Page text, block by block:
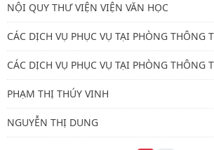
NỘI QUY THƯ VIỆN VIỆN VĂN HỌC
CÁC DỊCH VỤ PHỤC VỤ TẠI PHÒNG THÔNG
CÁC DỊCH VỤ PHỤC VỤ TẠI PHÒNG THÔNG
PHẠM THỊ THÚY VINH
NGUYỄN THỊ DUNG